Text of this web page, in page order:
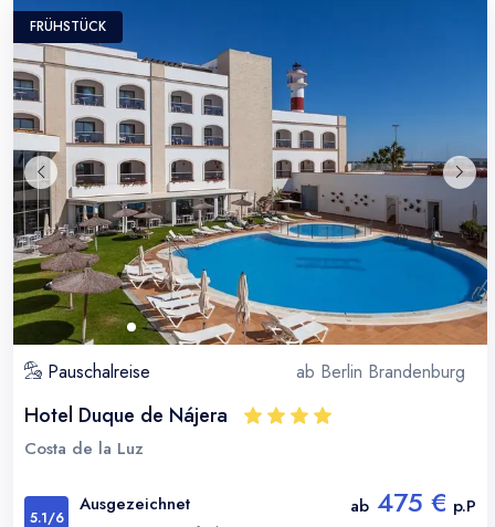
Pauschalreise ab Berlin Brandenburg
FRÜHSTÜCK
Hotel Duque de Nájera
Costa de la Luz
5.1/6
Ausgezeichnet ab 475 € p.P